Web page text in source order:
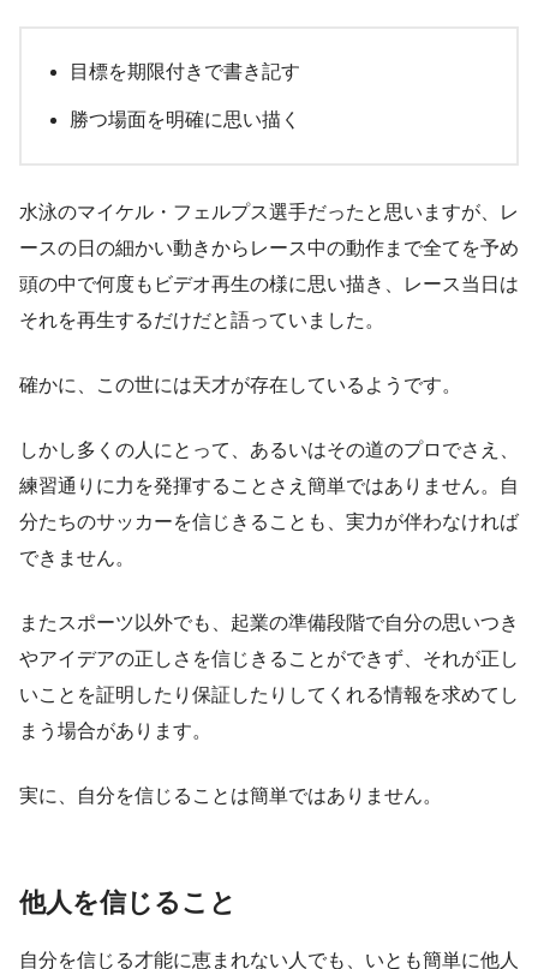
目標を期限付きで書き記す
勝つ場面を明確に思い描く
水泳のマイケル・フェルプス選手だったと思いますが、レ
ースの日の細かい動きからレース中の動作まで全てを予め
頭の中で何度もビデオ再生の様に思い描き、レース当日は
それを再生するだけだと語っていました。
確かに、この世には天才が存在しているようです。
しかし多くの人にとって、あるいはその道のプロでさえ、
練習通りに力を発揮することさえ簡単ではありません。自
分たちのサッカーを信じきることも、実力が伴わなければ
できません。
またスポーツ以外でも、起業の準備段階で自分の思いつき
やアイデアの正しさを信じきることができず、それが正し
いことを証明したり保証したりしてくれる情報を求めてし
まう場合があります。
実に、自分を信じることは簡単ではありません。
他人を信じること
自分を信じる才能に恵まれない人でも、いとも簡単に他人